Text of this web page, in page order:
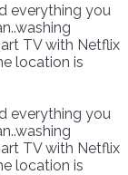
everything you
TV with Netflix
location is
everything you
TV with Netflix
location is